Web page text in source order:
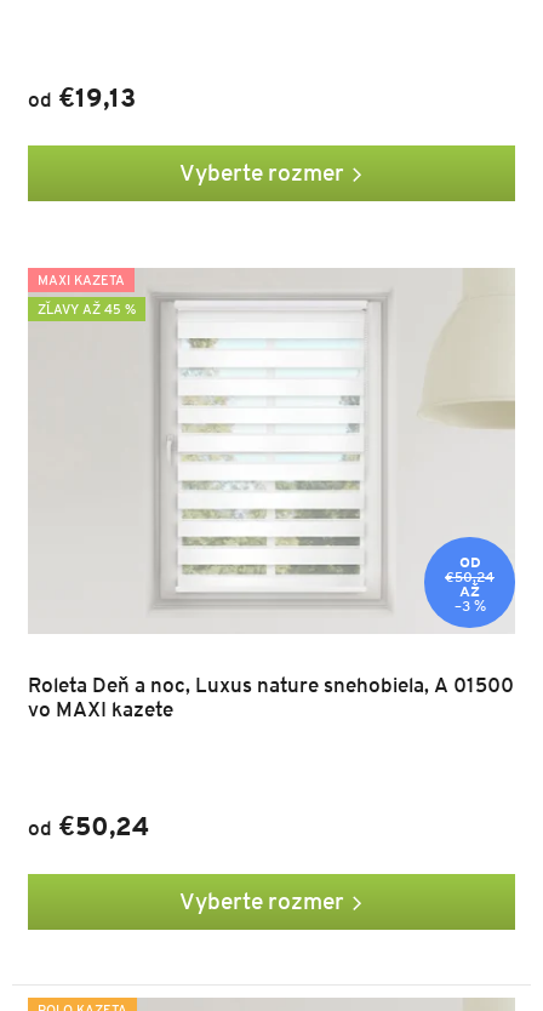
od €19,13
Vyberte rozmer
MAXI KAZETA
ZĽAVY AŽ 45 %
OD
€50,24
AŽ
–3 %
Roleta Deň a noc, Luxus nature snehobiela, A 01500
vo MAXI kazete
od €50,24
Vyberte rozmer